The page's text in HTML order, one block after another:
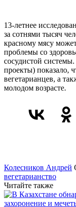
13-летнее
за сотнями тысяч
красному мясу
проблемы со
сосудистой
проекты) показало,
вегетарианцев, а
молодом возрасте.
Колесников Андрей
вегетарианство
Читайте также